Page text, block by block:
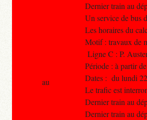
Dernier train au
Un service de bus
Les horaires du
Motif : travaux de
Ligne C : P.
Période : à partir
Dates : du lundi
Le trafic est
Dernier train au
Dernier train au
au